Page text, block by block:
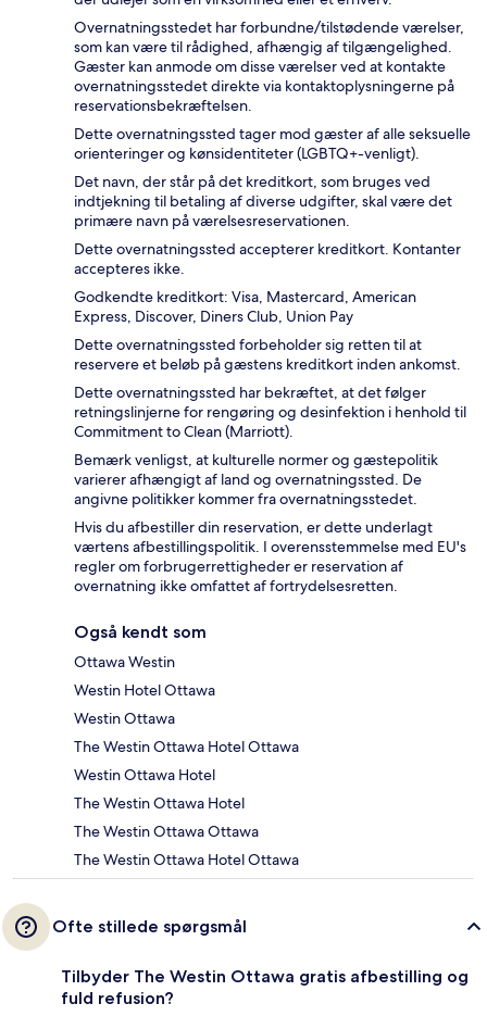
Overnatningsstedet har forbundne/tilstødende værelser,
som kan være til rådighed, afhængig af tilgængelighed.
Gæster kan anmode om disse værelser ved at kontakte
overnatningsstedet direkte via kontaktoplysningerne på
reservationsbekræftelsen.
Dette overnatningssted tager mod gæster af alle seksuelle
orienteringer og kønsidentiteter (LGBTQ+-venligt).
Det navn, der står på det kreditkort, som bruges ved
indtjekning til betaling af diverse udgifter, skal være det
primære navn på værelsesreservationen.
Dette overnatningssted accepterer kreditkort. Kontanter
accepteres ikke.
Godkendte kreditkort: Visa, Mastercard, American
Express, Discover, Diners Club, Union Pay
Dette overnatningssted forbeholder sig retten til at
reservere et beløb på gæstens kreditkort inden ankomst.
Dette overnatningssted har bekræftet, at det følger
retningslinjerne for rengøring og desinfektion i henhold til
Commitment to Clean (Marriott).
Bemærk venligst, at kulturelle normer og gæstepolitik
varierer afhængigt af land og overnatningssted. De
angivne politikker kommer fra overnatningsstedet.
Hvis du afbestiller din reservation, er dette underlagt
værtens afbestillingspolitik. I overensstemmelse med EU's
regler om forbrugerrettigheder er reservation af
overnatning ikke omfattet af fortrydelsesretten.
Også kendt som
Ottawa Westin
Westin Hotel Ottawa
Westin Ottawa
The Westin Ottawa Hotel Ottawa
Westin Ottawa Hotel
The Westin Ottawa Hotel
The Westin Ottawa Ottawa
The Westin Ottawa Hotel Ottawa
Ofte stillede spørgsmål
Tilbyder The Westin Ottawa gratis afbestilling og
fuld refusion?